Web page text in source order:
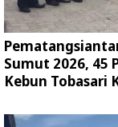
Sumut 2026, 45
Kebun Tobasari